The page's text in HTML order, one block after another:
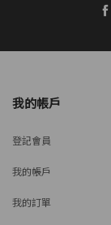
我的帳戶
登記會員
我的帳戶
我的訂單